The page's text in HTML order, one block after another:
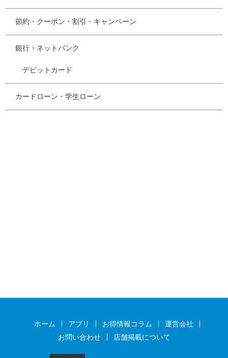
節約・クーポン・割引・キャンペーン
銀行・ネットバンク
デビットカード
カードローン・学生ローン
ホーム アプリ お得情報コラム
運営会社
お問い合わせ
店舗掲載について